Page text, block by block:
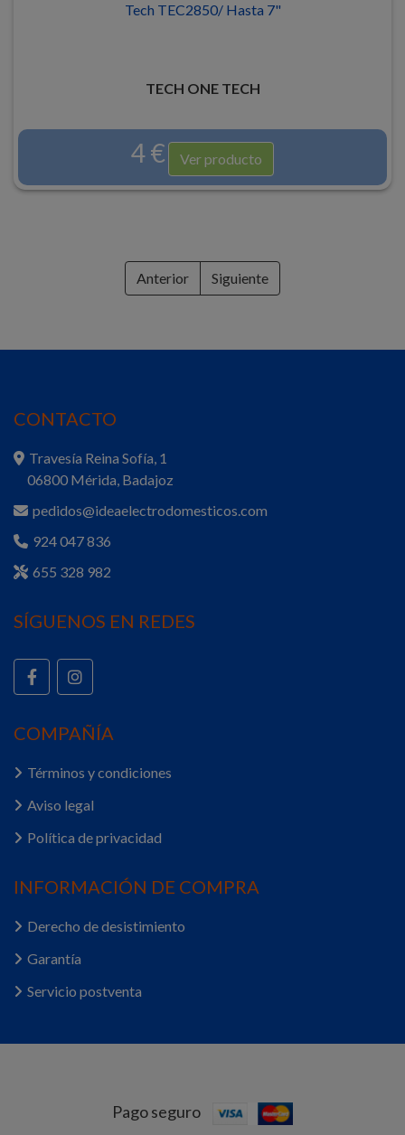
Tech TEC2850/ Hasta 7"
TECH ONE TECH
4 € Ver producto
Anterior Siguiente
CONTACTO
Travesía Reina Sofía, 1
06800 Mérida, Badajoz
pedidos@ideaelectrodomesticos.com
924 047 836
655 328 982
SÍGUENOS EN REDES
COMPAÑÍA
Términos y condiciones
Aviso legal
Política de privacidad
INFORMACIÓN DE COMPRA
Derecho de desistimiento
Garantía
Servicio postventa
Pago seguro